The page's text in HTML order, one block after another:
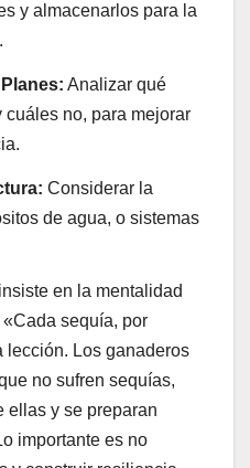
y almacenarlos para la
Analizar qué
no, para mejorar
Considerar la
de agua, o sistemas
en la mentalidad
sequía, por
lección. Los ganaderos
no sufren sequías,
ellas y se preparan
importante es no